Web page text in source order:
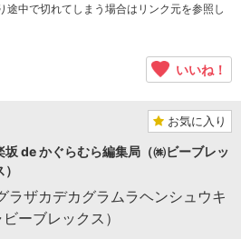
途中で切れてしまう場合はリンク元を参照し
いいね！
お気に入り
坂 de かぐらむら編集局（㈱ビーブレッ
ラザカデカグラムラヘンシュウキ
ーブレックス）